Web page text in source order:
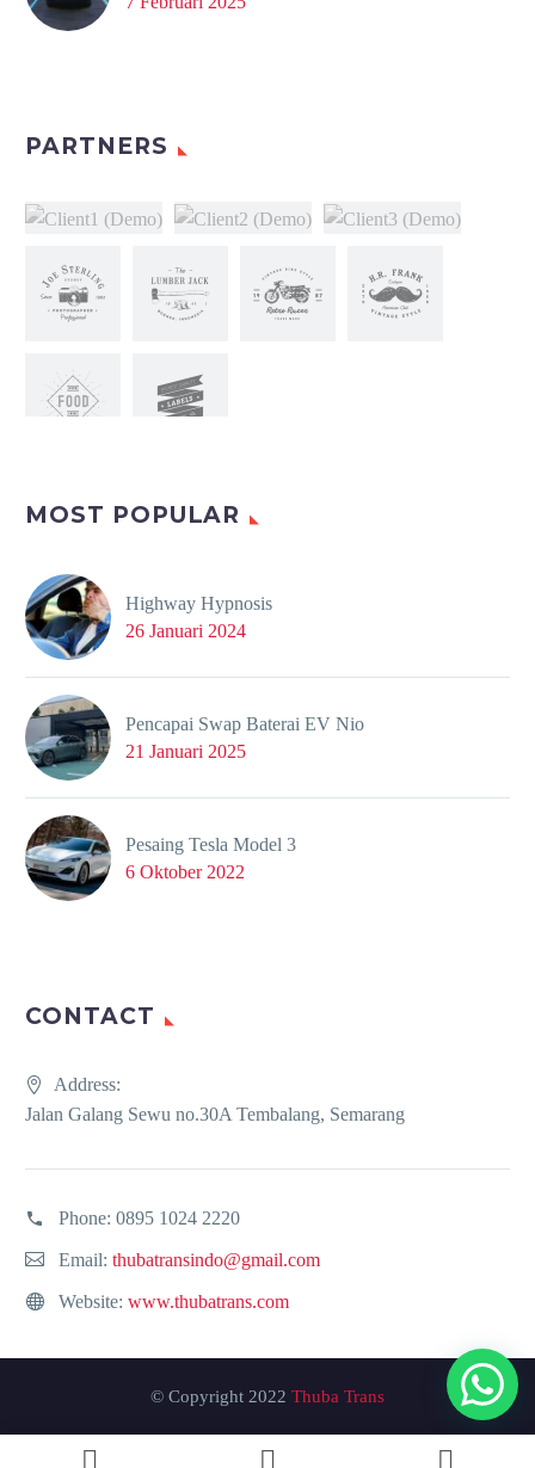
PARTNERS
MOST POPULAR
Highway Hypnosis
26 Januari 2024
Pencapai Swap Baterai EV Nio
21 Januari 2025
Pesaing Tesla Model 3
6 Oktober 2022
CONTACT
Address:
Jalan Galang Sewu no.30A Tembalang, Semarang
Phone: 0895 1024 2220
Email: thubatransindo@gmail.com
Website: www.thubatrans.com
© Copyright 2022 Thuba Trans